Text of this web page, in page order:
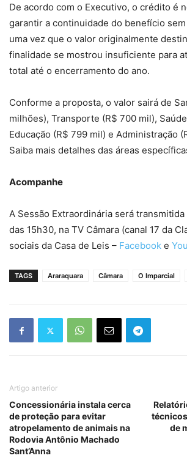
De acordo com o Executivo, o crédito é
garantir a continuidade do benefício
uma vez que o valor originalmente
finalidade se mostrou insuficiente para
total até o encerramento do ano.
Conforme a proposta, o valor sairá de
milhões), Transporte (R$ 700 mil),
Educação (R$ 799 mil) e Administração
Saiba mais detalhes das áreas
Acompanhe
A Sessão Extraordinária será
das 15h30, na TV Câmara (canal 17 da
sociais da Casa de Leis – Facebook e
TAGS Araraquara Câmara O Imparcial
Artigo anterior
Concessionária instala cerca
de proteção para evitar
atropelamento de animais na
Rodovia Antônio Machado
Sant’Anna
de